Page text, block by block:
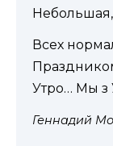
Всех
Утро… Мы з
Геннадий